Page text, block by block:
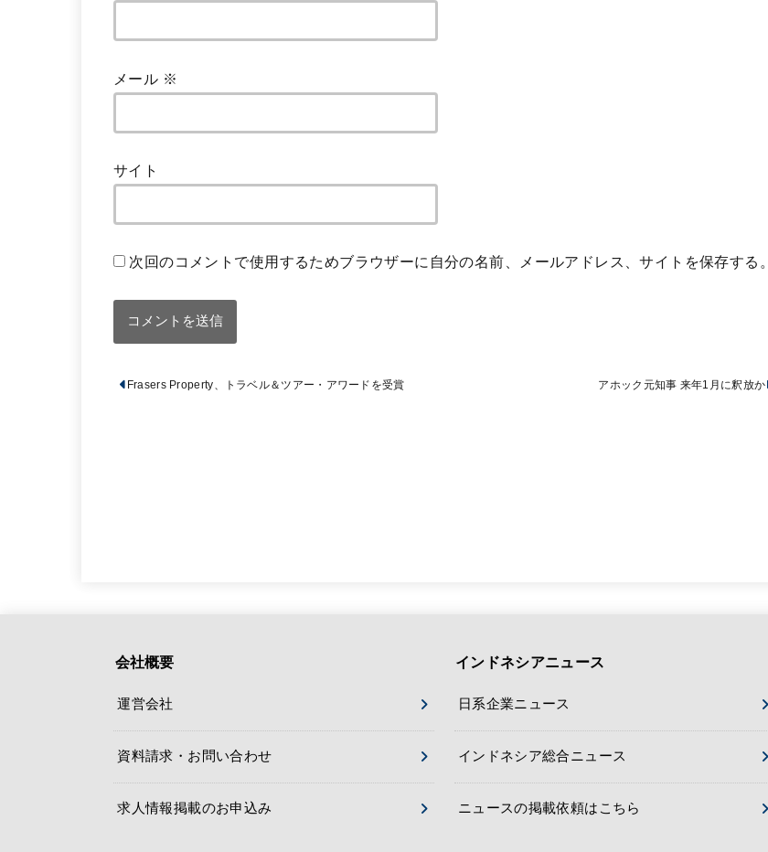
メール ※
サイト
次回のコメントで使用するためブラウザーに自分の名前、メールアドレス、サイトを保存する。
Frasers Property、トラベル＆ツアー・アワードを受賞 アホック元知事 来年1月に釈放か
会社概要
運営会社
資料請求・お問い合わせ
求人情報掲載のお申込み
インドネシアニュース
日系企業ニュース
インドネシア総合ニュース
ニュースの掲載依頼はこちら